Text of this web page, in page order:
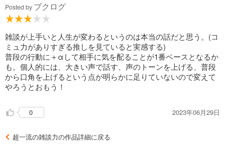
Posted by ブクログ
雑談が上手いと人生が変わるというのは本当の話だと思う。(コ
ミュ力がありすぎる推しを見ていると実感する)
普段の行動に＋‪αして相手に気を配ることが1番ベースとなるか
も。個人的には、大きい声で話す、声のトーンを上げる、普段
から口角を上げるという点が明らかに足りていないので変えて
やろうとおもう！
0 2023年06月29日
超一流の雑談力の作品詳細に戻る